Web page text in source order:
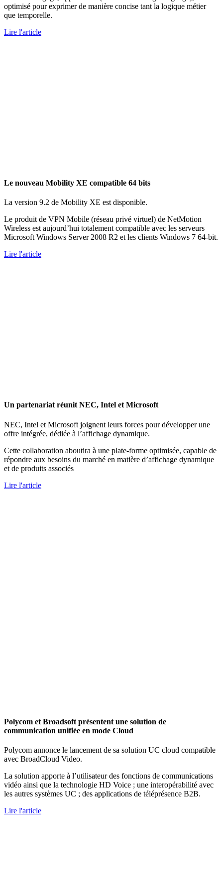
optimisé pour exprimer de manière concise tant la logique métier
que temporelle.
Lire l'article
Le nouveau Mobility XE compatible 64 bits
La version 9.2 de Mobility XE est disponible.
Le produit de VPN Mobile (réseau privé virtuel) de NetMotion
Wireless est aujourd’hui totalement compatible avec les serveurs
Microsoft Windows Server 2008 R2 et les clients Windows 7 64-bit.
Lire l'article
Un partenariat réunit NEC, Intel et Microsoft
NEC, Intel et Microsoft joignent leurs forces pour développer une
offre intégrée, dédiée à l’affichage dynamique.
Cette collaboration aboutira à une plate-forme optimisée, capable de
répondre aux besoins du marché en matière d’affichage dynamique
et de produits associés
Lire l'article
Polycom et Broadsoft présentent une solution de
communication unifiée en mode Cloud
Polycom annonce le lancement de sa solution UC cloud compatible
avec BroadCloud Video.
La solution apporte à l’utilisateur des fonctions de communications
vidéo ainsi que la technologie HD Voice ; une interopérabilité avec
les autres systèmes UC ; des applications de téléprésence B2B.
Lire l'article